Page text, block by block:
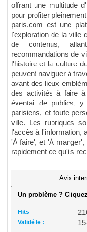
offrant une multitude
pour profiter
paris.com est une
l'exploration de la ville
de contenus,
recommandations de
l'histoire et la culture
peuvent naviguer à
avant des lieux
des activités à faire
éventail de publics, y
parisiens, et toute
ville. Les rubriques
l'accès à l'information,
'À faire', et 'À manger',
rapidement ce qu'ils
Avis
Un problème ?
Hits
Validé le :